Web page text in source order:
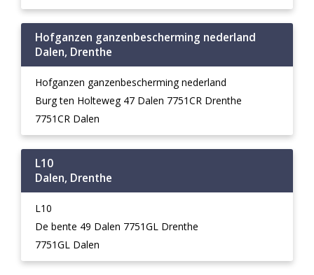
Hofganzen ganzenbescherming nederland
Dalen, Drenthe
Hofganzen ganzenbescherming nederland
Burg ten Holteweg 47 Dalen 7751CR Drenthe
7751CR Dalen
L10
Dalen, Drenthe
L10
De bente 49 Dalen 7751GL Drenthe
7751GL Dalen